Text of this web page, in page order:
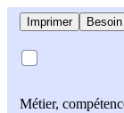
Imprimer
Métier,